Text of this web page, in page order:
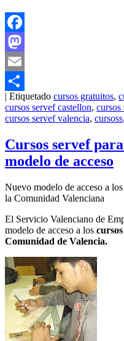
Facebook
Mastodon
Email
Compartir
| Etiquetado cursos gratuitos,
cursos servef castellon, cursos
cursos servef valencia, cursoss,
Cursos servef
modelo de acceso
Nuevo modelo de acceso a
la Comunidad Valenciana
El Servicio Valenciano de
modelo de acceso a los
Comunidad de Valencia.